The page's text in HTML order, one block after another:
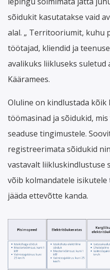
sõidukit kasutatakse vaid
alal. „ Territooriumit, kuhu
töötajad, kliendid ja
avalikuks liikluseks suletud
Kääramees.
Oluline on kindlustada kõik
töömasinad ja sõidukid,
seaduse tingimustele.
registreerimata sõidukid
vastavalt liikluskindlustuse
võib kolmandatele
jääda ettevõtte kanda.